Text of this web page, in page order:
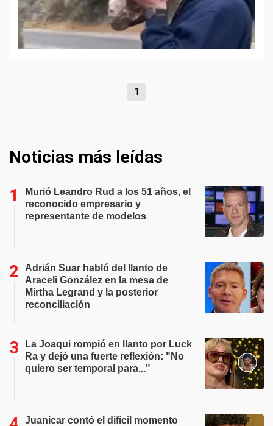
1
Noticias más leídas
Murió Leandro Rud a los 51 años, el
reconocido empresario y
representante de modelos
Adrián Suar habló del llanto de
Araceli González en la mesa de
Mirtha Legrand y la posterior
reconciliación
La Joaqui rompió en llanto por Luck
Ra y dejó una fuerte reflexión: "No
quiero ser temporal para..."
Juanicar contó el difícil momento